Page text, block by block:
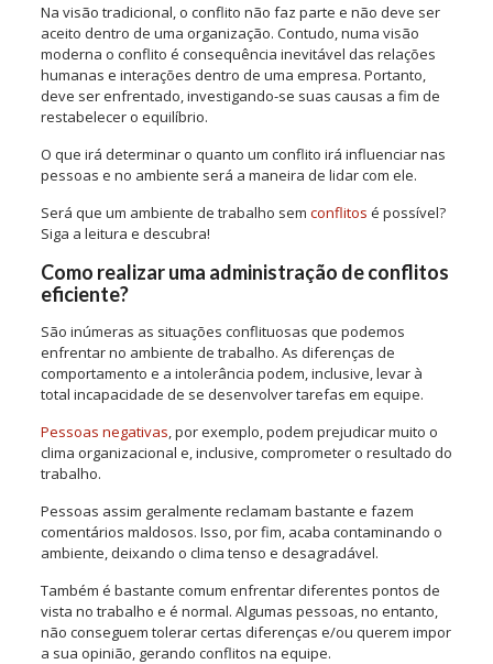
Na visão tradicional, o conflito não faz parte e não deve ser
aceito dentro de uma organização. Contudo, numa visão
moderna o conflito é consequência inevitável das relações
humanas e interações dentro de uma empresa. Portanto,
deve ser enfrentado, investigando-se suas causas a fim de
restabelecer o equilíbrio.
O que irá determinar o quanto um conflito irá influenciar nas
pessoas e no ambiente será a maneira de lidar com ele.
Será que um ambiente de trabalho sem conflitos é possível?
Siga a leitura e descubra!
Como realizar uma administração de conflitos
eficiente?
São inúmeras as situações conflituosas que podemos
enfrentar no ambiente de trabalho. As diferenças de
comportamento e a intolerância podem, inclusive, levar à
total incapacidade de se desenvolver tarefas em equipe.
Pessoas negativas, por exemplo, podem prejudicar muito o
clima organizacional e, inclusive, comprometer o resultado do
trabalho.
Pessoas assim geralmente reclamam bastante e fazem
comentários maldosos. Isso, por fim, acaba contaminando o
ambiente, deixando o clima tenso e desagradável.
Também é bastante comum enfrentar diferentes pontos de
vista no trabalho e é normal. Algumas pessoas, no entanto,
não conseguem tolerar certas diferenças e/ou querem impor
a sua opinião, gerando conflitos na equipe.